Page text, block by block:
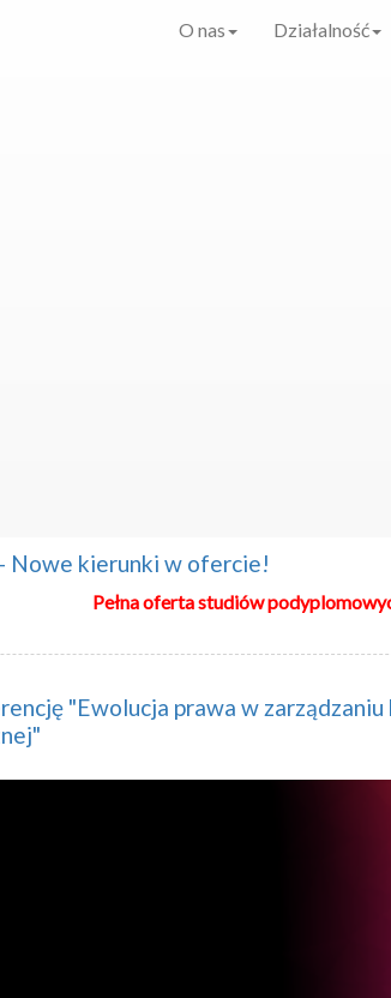
O nas Działalność
Nowe kierunki w ofercie!
Pełna oferta studiów
"Ewolucja prawa w